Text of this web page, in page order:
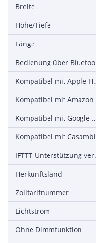
Breite
Höhe/Tiefe
Länge
Kompatibel mit Google Assistant
Kompatibel mit Casambi
Herkunftsland
Zolltarifnummer
Lichtstrom
Ohne Dimmfunktion